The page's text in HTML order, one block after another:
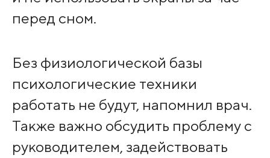
перед сном.
Без физиологической базы
психологические техники
работать не будут, напомнил врач.
Также важно обсудить проблему с
руководителем, задействовать